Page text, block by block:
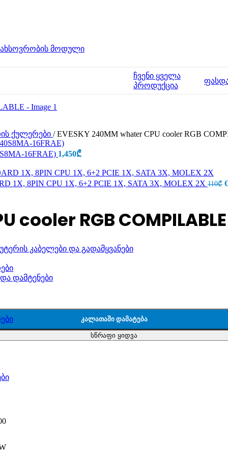
მოდული
კაბელები და გადამყვანები
დამტენები
ჩვენი ყველა
პროდუქცია
ქულერები / EVESKY 240MM whater CPU cooler RGB
16FRAE) 1,450₾
1X, 8PIN CPU 1X, 6+2 PCIE 1X, SATA 3X, MOLEX 2X 110₾
cooler RGB COMPILABLE
ᲙᲐᲚᲐᲗᲐᲨᲘ ᲓᲐᲛᲐᲢᲔᲑᲐ
სწრაფი ყიდვა